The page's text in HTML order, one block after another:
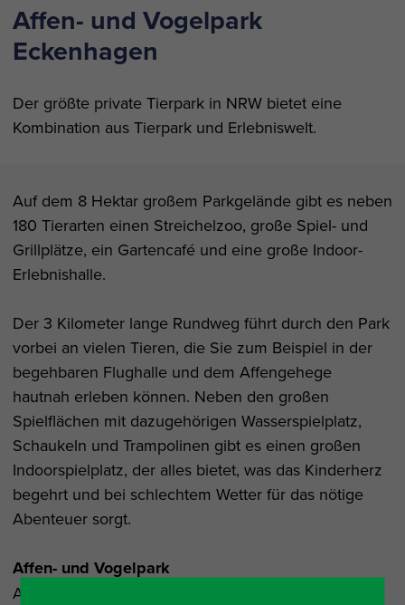
Affen- und Vogelpark
Eckenhagen
Der größte private Tierpark in NRW bietet eine
Kombination aus Tierpark und Erlebniswelt.
Auf dem 8 Hektar großem Parkgelände gibt es neben
180 Tierarten einen Streichelzoo, große Spiel- und
Grillplätze, ein Gartencafé und eine große Indoor-
Erlebnishalle.
Der 3 Kilometer lange Rundweg führt durch den Park
vorbei an vielen Tieren, die Sie zum Beispiel in der
begehbaren Flughalle und dem Affengehege
hautnah erleben können. Neben den großen
Spielflächen mit dazugehörigen Wasserspielplatz,
Schaukeln und Trampolinen gibt es einen großen
Indoorspielplatz, der alles bietet, was das Kinderherz
begehrt und bei schlechtem Wetter für das nötige
Abenteuer sorgt.
Affen- und Vogelpark
Am Bromberg